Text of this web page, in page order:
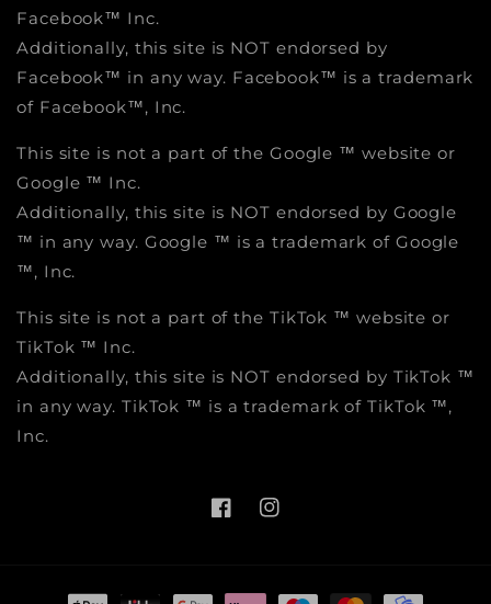
Facebook™ Inc.
Additionally, this site is NOT endorsed by
Facebook™ in any way. Facebook™ is a trademark
of Facebook™, Inc.
This site is not a part of the Google ™ website or
Google ™ Inc.
Additionally, this site is NOT endorsed by Google
™ in any way. Google ™ is a trademark of Google
™, Inc.
This site is not a part of the TikTok ™ website or
TikTok ™ Inc.
Additionally, this site is NOT endorsed by TikTok ™
in any way. TikTok ™ is a trademark of TikTok ™,
Inc.
FacebookInstagram
Zahlungsmethoden